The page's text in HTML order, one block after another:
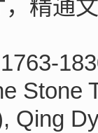
精通
Stone
Qing